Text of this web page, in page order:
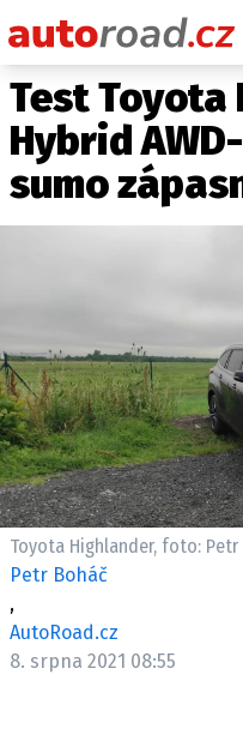
Test Toyota
Hybrid
sumo
Toyota Highlander, foto: Petr
Petr Boháč
,
AutoRoad.cz
8. srpna 2021 08:55